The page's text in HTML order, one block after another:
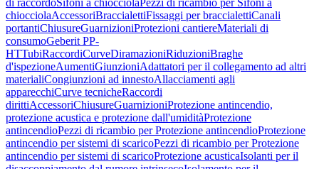
di raccordoSifoni a chiocciolaPezzi di ricambio per Sifoni a
chiocciolaAccessoriBraccialettiFissaggi per braccialettiCanali
portantiChiusureGuarnizioniProtezioni cantiereMateriali di
consumoGeberit PP-
HTTubiRaccordiCurveDiramazioniRiduzioniBraghe
d'ispezioneAumentiGiunzioniAdattatori per il collegamento ad altri
materialiCongiunzioni ad innestoAllacciamenti agli
apparecchiCurve tecnicheRaccordi
dirittiAccessoriChiusureGuarnizioniProtezione antincendio,
protezione acustica e protezione dall'umiditàProtezione
antincendioPezzi di ricambio per Protezione antincendioProtezione
antincendio per sistemi di scaricoPezzi di ricambio per Protezione
antincendio per sistemi di scaricoProtezione acusticaIsolanti per il